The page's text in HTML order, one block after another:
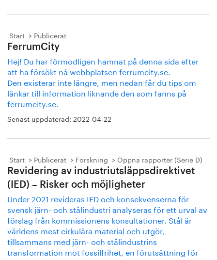
Start Publicerat
FerrumCity
Hej! Du har förmodligen hamnat på denna sida efter
att ha försökt nå webbplatsen ferrumcity.se.
Den existerar inte längre, men nedan får du tips om
länkar till information liknande den som fanns på
ferrumcity.se.
Senast uppdaterad: 2022-04-22
Start Publicerat Forskning Öppna rapporter (Serie D)
Revidering av industriutsläppsdirektivet
(IED) – Risker och möjligheter
Under 2021 revideras IED och konsekvenserna för
svensk järn- och stålindustri analyseras för ett urval av
förslag från kommissionens konsultationer. Stål är
världens mest cirkulära material och utgör,
tillsammans med järn- och stålindustrins
transformation mot fossilfrihet, en förutsättning för